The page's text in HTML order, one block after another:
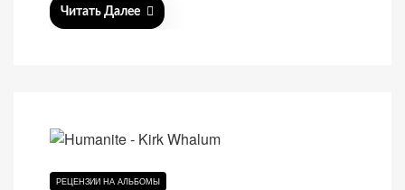
Читать Далее
РЕЦЕНЗИИ НА АЛЬБОМЫ
контента и